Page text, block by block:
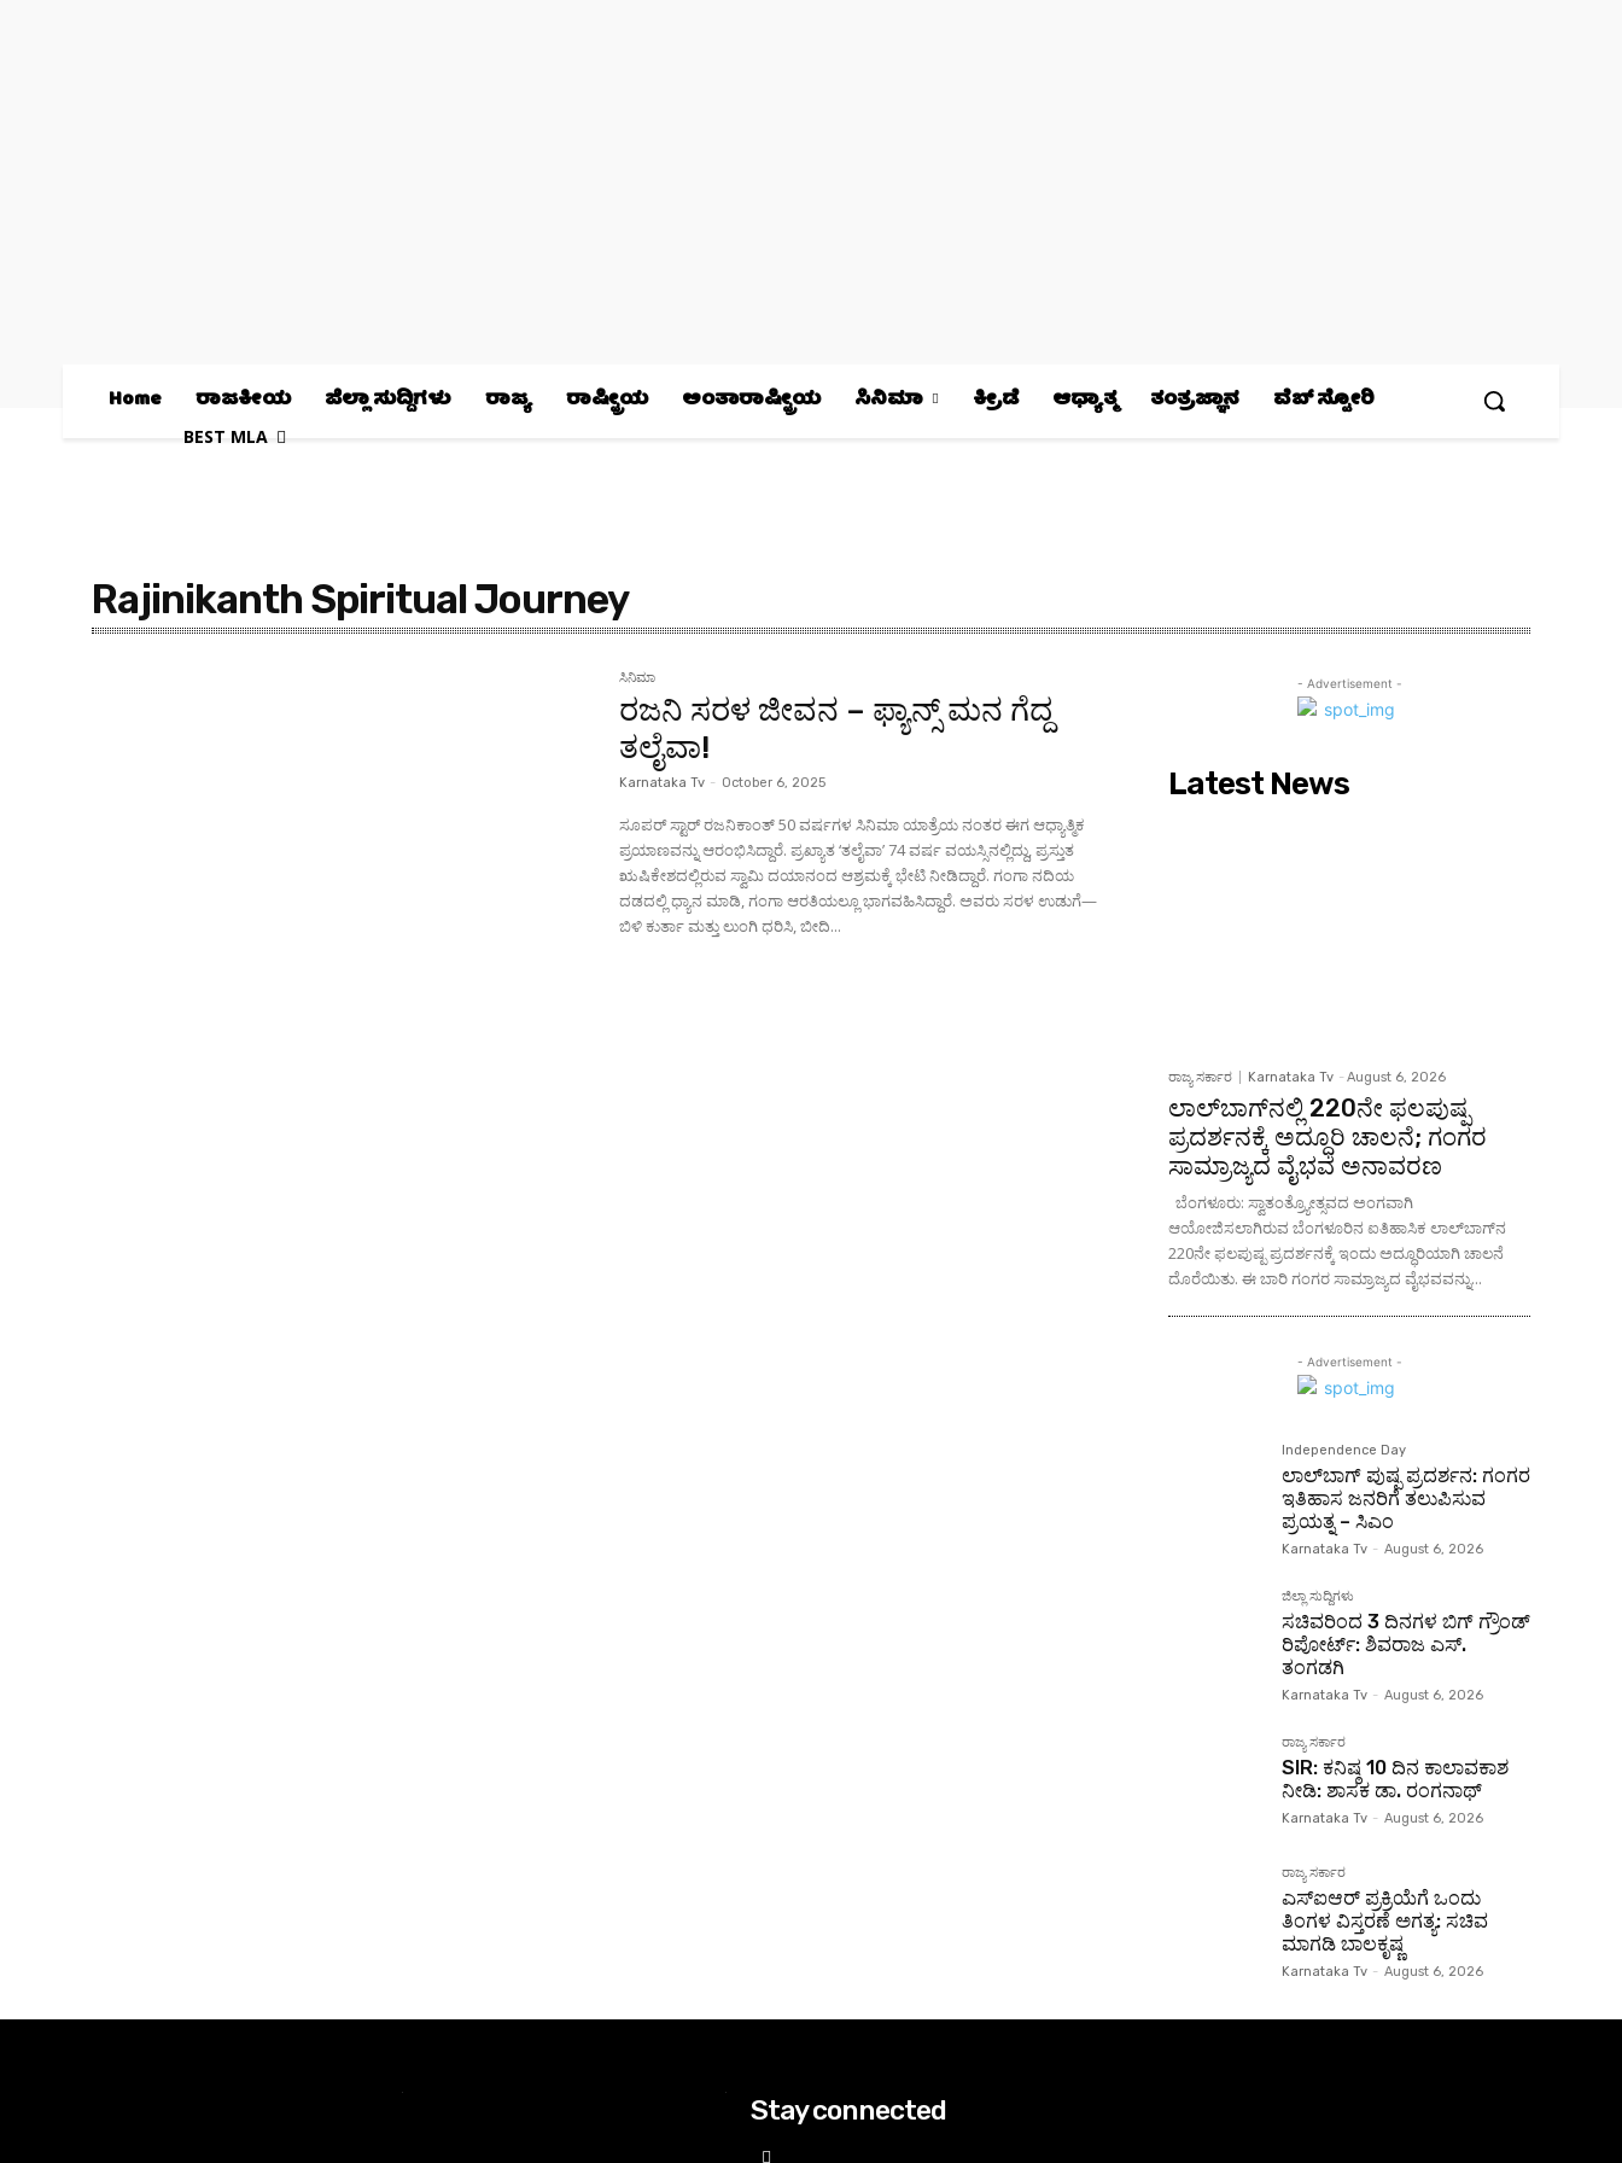
Home ರಾಜಕೀಯ ಜಿಲ್ಲಾ ಸುದ್ದಿಗಳು ರಾಜ್ಯ ರಾಷ್ಟ್ರೀಯ ಅಂತಾರಾಷ್ಟ್ರೀಯ ಸಿನಿಮಾ ಕ್ರೀಡೆ ಆಧ್ಯಾತ್ಮ ತಂತ್ರಜ್ಞಾನ ವೆಬ್ ಸ್ಟೋರಿ
BEST MLA
Rajinikanth Spiritual Journey
ಸಿನಿಮಾ
ರಜನಿ ಸರಳ ಜೀವನ – ಫ್ಯಾನ್ಸ್ ಮನ ಗೆದ್ದ
ತಲೈವಾ!
Karnataka Tv - October 6, 2025
ಸೂಪರ್ ಸ್ಟಾರ್ ರಜನಿಕಾಂತ್ 50 ವರ್ಷಗಳ ಸಿನಿಮಾ ಯಾತ್ರೆಯ ನಂತರ ಈಗ ಆಧ್ಯಾತ್ಮಿಕ
ಪ್ರಯಾಣವನ್ನು ಆರಂಭಿಸಿದ್ದಾರೆ. ಪ್ರಖ್ಯಾತ ‘ತಲೈವಾ’ 74 ವರ್ಷ ವಯಸ್ಸಿನಲ್ಲಿದ್ದು, ಪ್ರಸ್ತುತ
ಋಷಿಕೇಶದಲ್ಲಿರುವ ಸ್ವಾಮಿ ದಯಾನಂದ ಆಶ್ರಮಕ್ಕೆ ಭೇಟಿ ನೀಡಿದ್ದಾರೆ. ಗಂಗಾ ನದಿಯ
ದಡದಲ್ಲಿ ಧ್ಯಾನ ಮಾಡಿ, ಗಂಗಾ ಆರತಿಯಲ್ಲೂ ಭಾಗವಹಿಸಿದ್ದಾರೆ. ಅವರು ಸರಳ ಉಡುಗೆ—
ಬಿಳಿ ಕುರ್ತಾ ಮತ್ತು ಲುಂಗಿ ಧರಿಸಿ, ಬೀದಿ...
- Advertisement -
Latest News
ರಾಜ್ಯ ಸರ್ಕಾರ Karnataka Tv - August 6, 2026
ಲಾಲ್‌ಬಾಗ್‌ನಲ್ಲಿ 220ನೇ ಫಲಪುಷ್ಪ
ಪ್ರದರ್ಶನಕ್ಕೆ ಅದ್ಧೂರಿ ಚಾಲನೆ; ಗಂಗರ
ಸಾಮ್ರಾಜ್ಯದ ವೈಭವ ಅನಾವರಣ
ಬೆಂಗಳೂರು: ಸ್ವಾತಂತ್ರ್ಯೋತ್ಸವದ ಅಂಗವಾಗಿ
ಆಯೋಜಿಸಲಾಗಿರುವ ಬೆಂಗಳೂರಿನ ಐತಿಹಾಸಿಕ ಲಾಲ್‌ಬಾಗ್‌ನ
220ನೇ ಫಲಪುಷ್ಪ ಪ್ರದರ್ಶನಕ್ಕೆ ಇಂದು ಅದ್ಧೂರಿಯಾಗಿ ಚಾಲನೆ
ದೊರೆಯಿತು. ಈ ಬಾರಿ ಗಂಗರ ಸಾಮ್ರಾಜ್ಯದ ವೈಭವವನ್ನು...
- Advertisement -
Independence Day
ಲಾಲ್‌ಬಾಗ್ ಪುಷ್ಪ ಪ್ರದರ್ಶನ: ಗಂಗರ
ಇತಿಹಾಸ ಜನರಿಗೆ ತಲುಪಿಸುವ
ಪ್ರಯತ್ನ – ಸಿಎಂ
Karnataka Tv - August 6, 2026
ಜಿಲ್ಲಾ ಸುದ್ದಿಗಳು
ಸಚಿವರಿಂದ 3 ದಿನಗಳ ಬಿಗ್ ಗ್ರೌಂಡ್
ರಿಪೋರ್ಟ್: ಶಿವರಾಜ ಎಸ್.
ತಂಗಡಗಿ
Karnataka Tv - August 6, 2026
ರಾಜ್ಯ ಸರ್ಕಾರ
SIR: ಕನಿಷ್ಠ 10 ದಿನ ಕಾಲಾವಕಾಶ
ನೀಡಿ: ಶಾಸಕ ಡಾ. ರಂಗನಾಥ್
Karnataka Tv - August 6, 2026
ರಾಜ್ಯ ಸರ್ಕಾರ
ಎಸ್‌ಐಆರ್ ಪ್ರಕ್ರಿಯೆಗೆ ಒಂದು
ತಿಂಗಳ ವಿಸ್ತರಣೆ ಅಗತ್ಯ: ಸಚಿವ
ಮಾಗಡಿ ಬಾಲಕೃಷ್ಣ
Karnataka Tv - August 6, 2026
Stay connected